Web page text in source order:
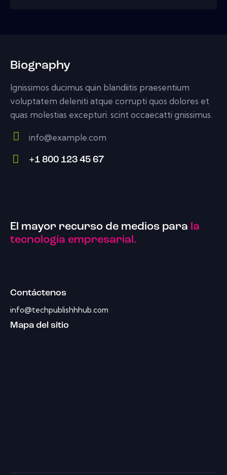
Biography
Ignissimos ducimus quin blandiitis praesentium
voluptatem deleniti atque corrupti quos dolores et
quas molestias excepturi. scint occaecatti gnissimus.
E-
m
info@example.com
+1 800 123 45 67
El mayor recurso de medios para la
tecnología empresarial.
Contáctenos
info@techpublishhhub.com
Mapa del sitio